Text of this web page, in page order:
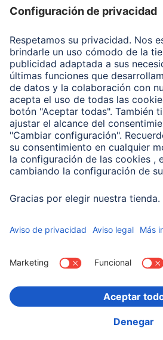
Clientes online
Conviértete en distribuidor
Compañía
Historia de la empresa
Hama en todo el Mundo
Sostenibilidad
Business-Portal
Escoger Pais